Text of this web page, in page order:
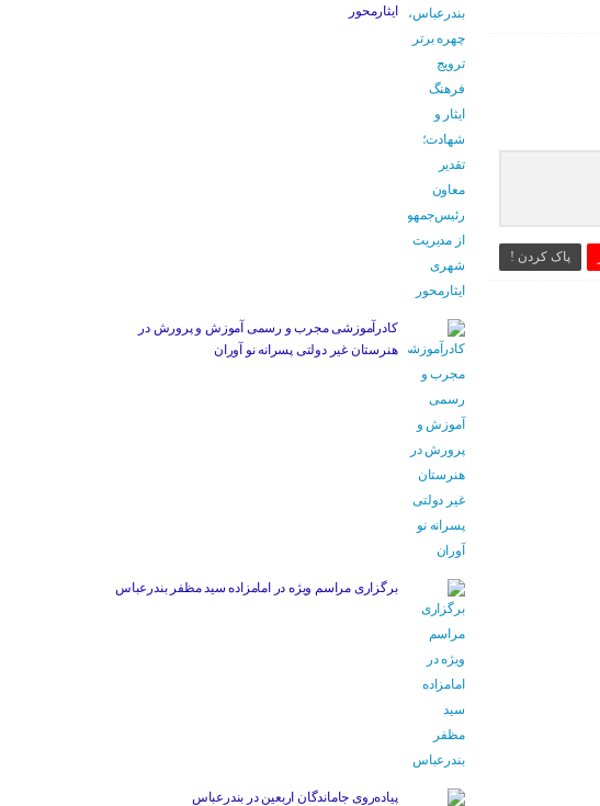
پاک کردن !
ایثارمحور
کادرآموزشی مجرب و رسمی آموزش و پرورش در
هنرستان غیر دولتی پسرانه نو آوران
برگزاری مراسم ویژه در امامزاده سید مظفر بندرعباس
پیاده‌روی جاماندگان اربعین در بندرعباس